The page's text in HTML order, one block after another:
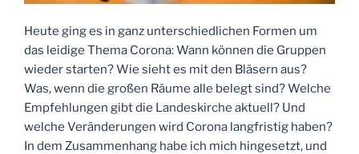
Heute ging es in ganz unterschiedlichen Formen um
das leidige Thema Corona: Wann können die Gruppen
wieder starten? Wie sieht es mit den Bläsern aus?
Was, wenn die großen Räume alle belegt sind? Welche
Empfehlungen gibt die Landeskirche aktuell? Und
welche Veränderungen wird Corona langfristig haben?
In dem Zusammenhang habe ich mich hingesetzt, und